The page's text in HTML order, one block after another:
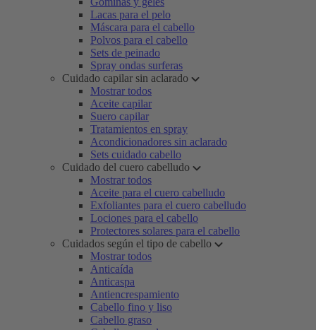
Lacas para el pelo
Máscara para el cabello
Polvos para el cabello
Sets de peinado
Spray ondas surferas
Cuidado capilar sin aclarado
Mostrar todos
Aceite capilar
Suero capilar
Tratamientos en spray
Acondicionadores sin aclarado
Sets cuidado cabello
Cuidado del cuero cabelludo
Mostrar todos
Aceite para el cuero cabelludo
Exfoliantes para el cuero cabelludo
Lociones para el cabello
Protectores solares para el cabello
Cuidados según el tipo de cabello
Mostrar todos
Anticaída
Anticaspa
Antiencrespamiento
Cabello fino y liso
Cabello graso